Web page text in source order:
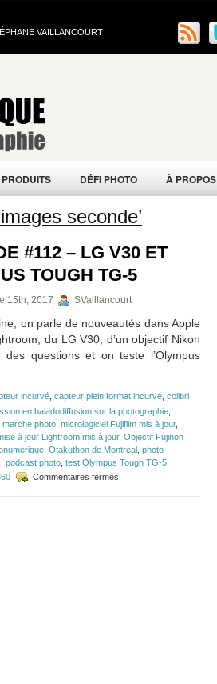
VAILLANCOURT
PRODUITS DÉFI PHOTO À PROPOS
seconde’
#112 – LG V30 ET
TOUGH TG-5
15th, 2017 SVaillancourt
on parle de nouveautés dans Apple
du LG V30, d’un objectif Nikon
des questions et on teste l’Olympus
incurvé capteur plein format incurvé colibri
en baladodiffusion sur la photographie
marche photo micrologiciel Fujifilm mis à jour,
à jour Lightroom mis à jour, Objectif Fujinon
Otakuthon de Montréal photo
podcast photo test Olympus Tough TG-5
Commentaires fermés
#112